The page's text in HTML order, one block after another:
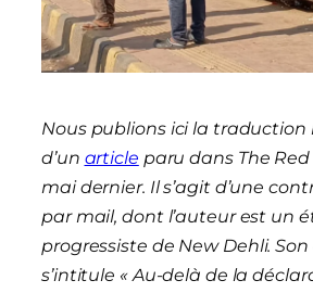
Nous publions ici la traduction
d’un article paru dans The
mai dernier. Il s’agit d’une
par mail, dont l’auteur est un
progressiste de New Dehli.
s’intitule « Au-delà de la